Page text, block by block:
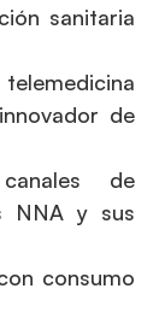
sanitaria
de
de
NNA y sus
consumo